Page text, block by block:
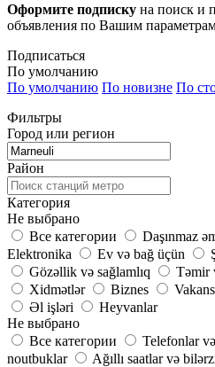
Оформите подписку на поиск и
объявления по Вашим
Подписаться
По умолчанию
По умолчанию По новизне По
Фильтры
Город или регион
Район
Категория
Не выбрано
Все категории
Daşınmaz
Elektronika
Ev və bağ üçün
Gözəllik və sağlamlıq
Təmir
Xidmətlər
Biznes
Əl işləri
Heyvanlar
Не выбрано
Все категории
Telefonlar
noutbuklar
Ağıllı saatlar və